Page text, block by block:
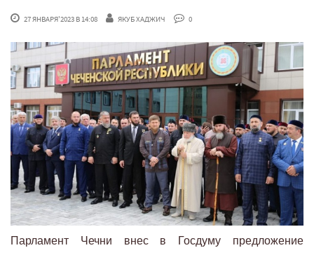
27 ЯНВАРЯ'2023 В 14:08 ЯКУБ ХАДЖИЧ 0
Парламент Чечни внес в Госдуму предложение